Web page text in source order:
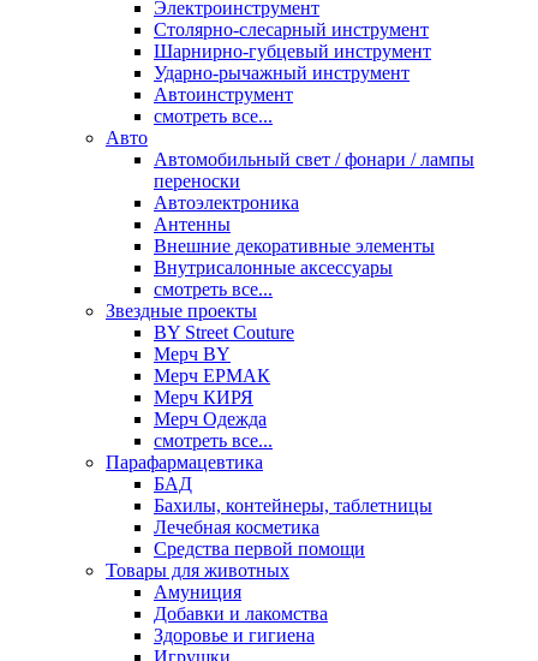
Электроинструмент
Столярно-слесарный инструмент
Шарнирно-губцевый инструмент
Ударно-рычажный инструмент
Автоинструмент
смотреть все...
Авто
Автомобильный свет / фонари / лампы
переноски
Автоэлектроника
Антенны
Внешние декоративные элементы
Внутрисалонные аксессуары
смотреть все...
Звездные проекты
BY Street Couture
Мерч BY
Мерч ЕРМАК
Мерч КИРЯ
Мерч Одежда
смотреть все...
Парафармацевтика
БАД
Бахилы, контейнеры, таблетницы
Лечебная косметика
Средства первой помощи
Товары для животных
Амуниция
Добавки и лакомства
Здоровье и гигиена
Игрушки